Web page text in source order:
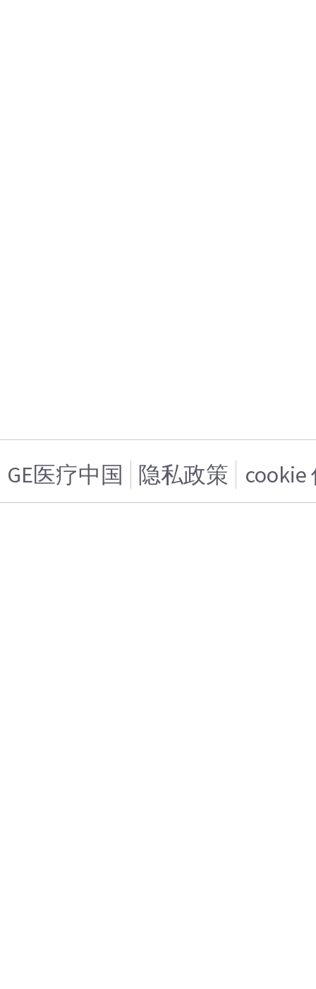
GE医疗中国 隐私政策 cookie